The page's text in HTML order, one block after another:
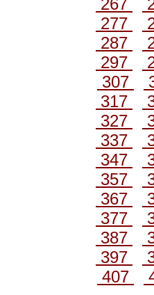
267
277
287
297
307
317
327
337
347
357
367
377
387
397
407